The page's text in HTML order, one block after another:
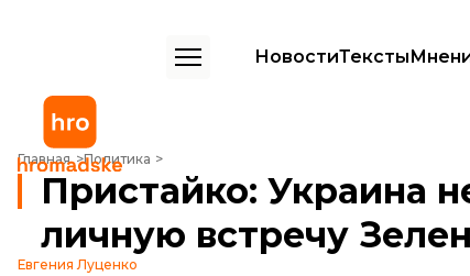
НовостиТексты
Главная Политика
Пристайко: Украина не планирует проводить личную встречу
Пристайко: Украина
личную встречу
Евгения Луценко